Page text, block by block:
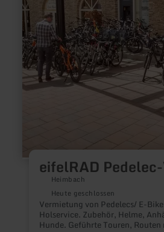
eifelRAD
Heimbach
Heute geschlossen
Vermietung von Pedelecs/ E-
Holservice. Zubehör, Helme,
Hunde. Geführte Touren,